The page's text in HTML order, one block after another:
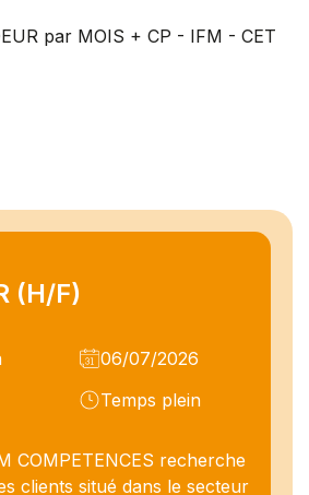
(H/F)
06/07/2026
Temps plein
COMPETENCES recherche
clients situé dans le secteur
par MOIS + CP - IFM - CET